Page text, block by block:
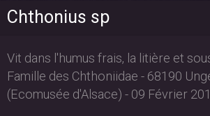
Chthonius sp
Vit dans l'humus frais, la litière et
Famille des Chthoniidae - 68190
(Ecomusée d'Alsace) - 09 Février